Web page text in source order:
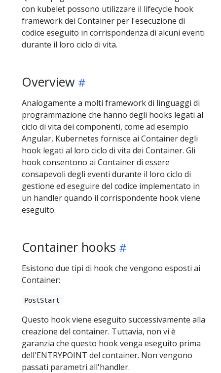
con kubelet possono utilizzare il lifecycle hook
framework dei Container per l'esecuzione di
codice eseguito in corrispondenza di alcuni eventi
durante il loro ciclo di vita.
Overview
Analogamente a molti framework di linguaggi di
programmazione che hanno degli hooks legati al
ciclo di vita dei componenti, come ad esempio
Angular, Kubernetes fornisce ai Container degli
hook legati al loro ciclo di vita dei Container. Gli
hook consentono ai Container di essere
consapevoli degli eventi durante il loro ciclo di
gestione ed eseguire del codice implementato in
un handler quando il corrispondente hook viene
eseguito.
Container hooks
Esistono due tipi di hook che vengono esposti ai
Container:
PostStart
Questo hook viene eseguito successivamente alla
creazione del container. Tuttavia, non vi è
garanzia che questo hook venga eseguito prima
dell'ENTRYPOINT del container. Non vengono
passati parametri all'handler.